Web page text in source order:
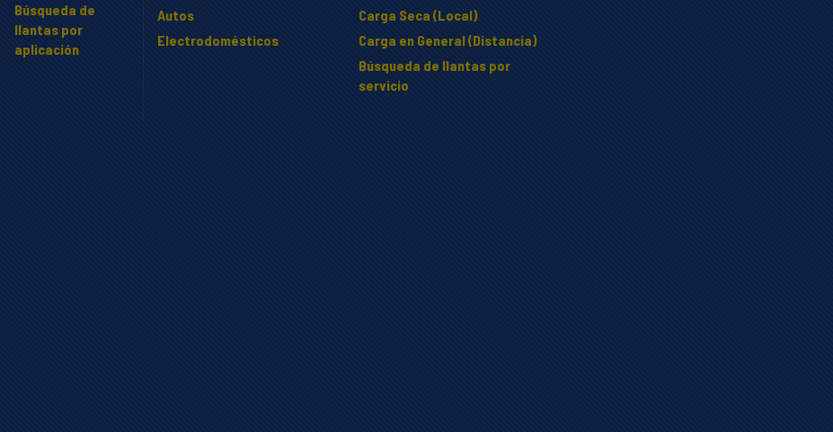
Búsqueda de
llantas por
aplicación
Autos
Electrodomésticos
Carga Seca (Local)
Carga en General (Distancia)
Búsqueda de llantas por
servicio